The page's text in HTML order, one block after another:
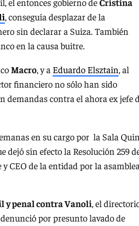
el entonces gobierno deCristina
, conseguía desplazar de la
sin declarar a Suiza. También
en la causa buitre.
Macro, y a Eduardo Elsztain, al
financiero no sólo han sido
demandas contra el ahora ex jefe
en su cargo por la Sala
dejó sin efecto la Resolución 259
CEO de la entidad por la
y penal contra Vanoli, el
por presunto lavado de